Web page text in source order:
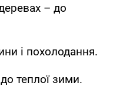
– до
і похолодання.
теплої зими.